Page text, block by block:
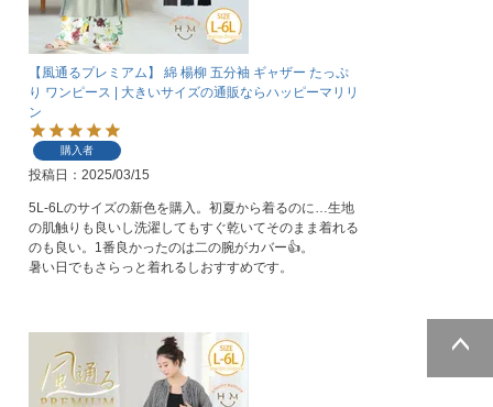
【風通るプレミアム】 綿 楊柳 五分袖 ギャザー たっぷ
り ワンピース | 大きいサイズの通販ならハッピーマリリ
ン
購入者
投稿日 2025/03/15
5L-6Lのサイズの新色を購入。初夏から着るのに…生地
の肌触りも良いし洗濯してもすぐ乾いてそのまま着れる
のも良い。1番良かったのは二の腕がカバー👍。
暑い日でもさらっと着れるしおすすめです。
ページトッ